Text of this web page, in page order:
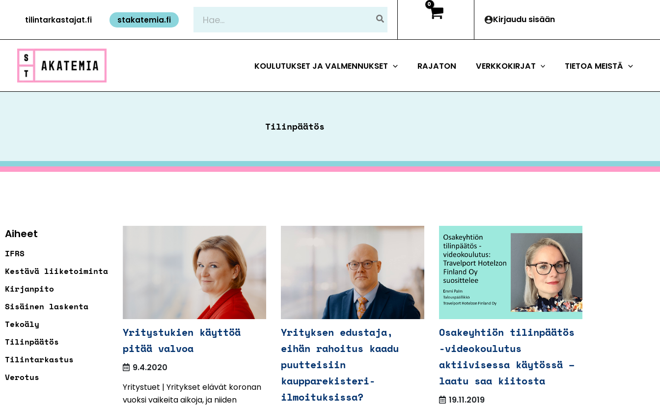
sisältööntilintarkastajat.fi stakatemia.fi Kirjaudu sisään
KOULUTUKSET JA VALMENNUKSET RAJATON VERKKOKIRJAT TIETOA MEISTÄ
Tilinpäätös
Aiheet
IFRS
Kestävä liiketoiminta
Kirjanpito
Sisäinen laskenta
Tekoäly
Tilinpäätös
Tilintarkastus
Verotus
Yritystukien käyttöä
pitää valvoa
9.4.2020
Yritystuet | Yritykset elävät koronan
vuoksi vaikeita aikoja, ja niiden
Yrityksen edustaja,
eihän rahoitus kaadu
puutteisiin
kaupparekisteri-
ilmoituksissa?
Osakeyhtiön tilinpäätös
-videokoulutus
aktiivisessa käytössä –
laatu saa kiitosta
19.11.2019